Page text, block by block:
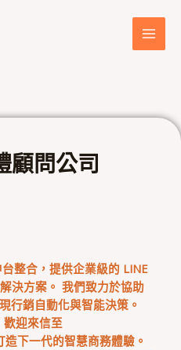
顧問公司
整合，提供企業級的 LINE
決方案。 我們致力於協助
行銷自動化與智能決策。
歡迎來信至
下一代的智慧商務體驗。